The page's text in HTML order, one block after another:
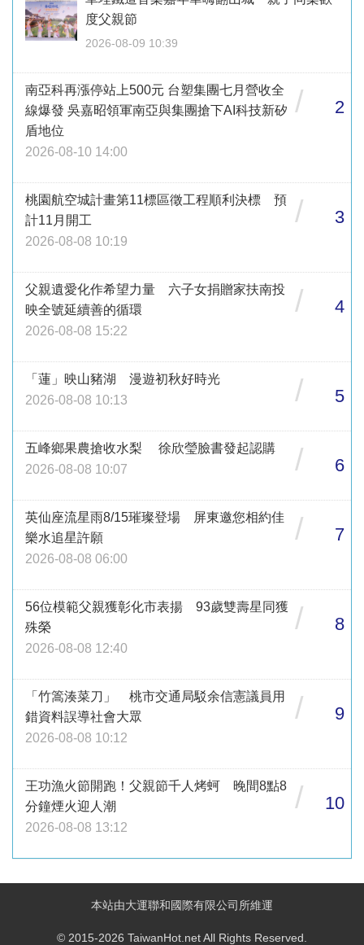
度父親節
2026-08-09 10:39
南亞科再漲停站上500元 台塑集團七月營收全
線爆發 吳嘉昭領軍南亞與集團搶下AI科技新矽
盾地位
2026-08-10 14:00
/ 2
桃園航空城計畫第11標區徵工程順利決標 預
計11月開工
2026-08-08 10:19
/ 3
父親遺愛化作希望力量 六子女捐贈家扶南投
映全號延續善的循環
2026-08-08 15:22
/ 4
「蓮」映山豬湖 漫遊初秋好時光
2026-08-08 10:13
/ 5
五峰鄉果農搶收水梨 徐欣瑩臉書發起認購
2026-08-08 10:07
/ 6
英仙座流星雨8/15璀璨登場 屏東邀您相約佳
樂水追星許願
2026-08-08 06:00
/ 7
56位模範父親獲彰化市表揚 93歲雙壽星同獲
殊榮
2026-08-08 12:40
/ 8
「竹篙湊菜刀」 桃市交通局駁余信憲議員用
錯資料誤導社會大眾
2026-08-08 10:12
/ 9
王功漁火節開跑！父親節千人烤蚵 晚間8點8
分鐘煙火迎人潮
2026-08-08 13:12
/ 10
本站由大運聯和國際有限公司所維運
© 2015-2026 TaiwanHot.net All Rights Reserved.